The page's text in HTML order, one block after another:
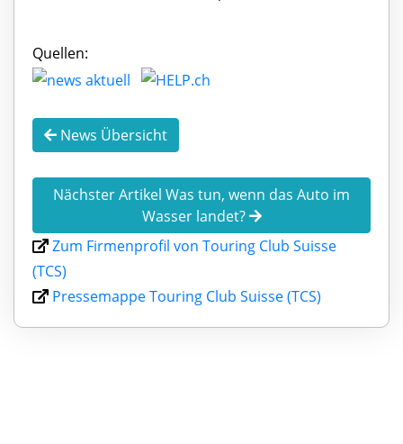
Quellen:
News Übersicht
Nächster Artikel Was tun, wenn das Auto im
Wasser landet?
Zum Firmenprofil von Touring Club Suisse
(TCS)
Pressemappe Touring Club Suisse (TCS)